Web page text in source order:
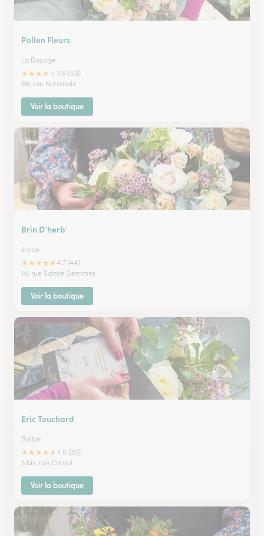
Pollen Fleurs
La Bazoge
★★★★
3.9 (50)
66, rue Nationale
Voir la boutique
Brin D’herb’
Evron
★★★★★4.7 (44)
14, rue Sainte Gemmes
Voir la boutique
Eric Touchard
Ballon
★★★★★4.5 (35)
3 bis, rue Carnot
Voir la boutique